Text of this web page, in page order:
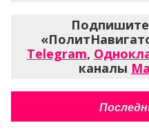
Telegram,
каналы